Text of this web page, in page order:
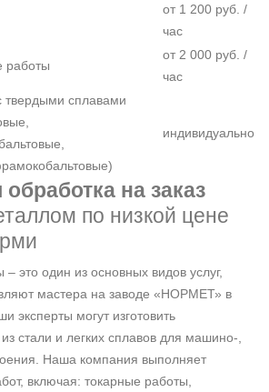
от 1 200 руб. /
час
работы
от 2 000 руб. /
час
твердыми сплавами
индивидуально
на заказ
по низкой цене
это один из основных видов услуг,
мастера на заводе «НОРМЕТ» в
эксперты могут изготовить
стали и легких сплавов для машино-,
Наша компания выполняет
включая: токарные работы,